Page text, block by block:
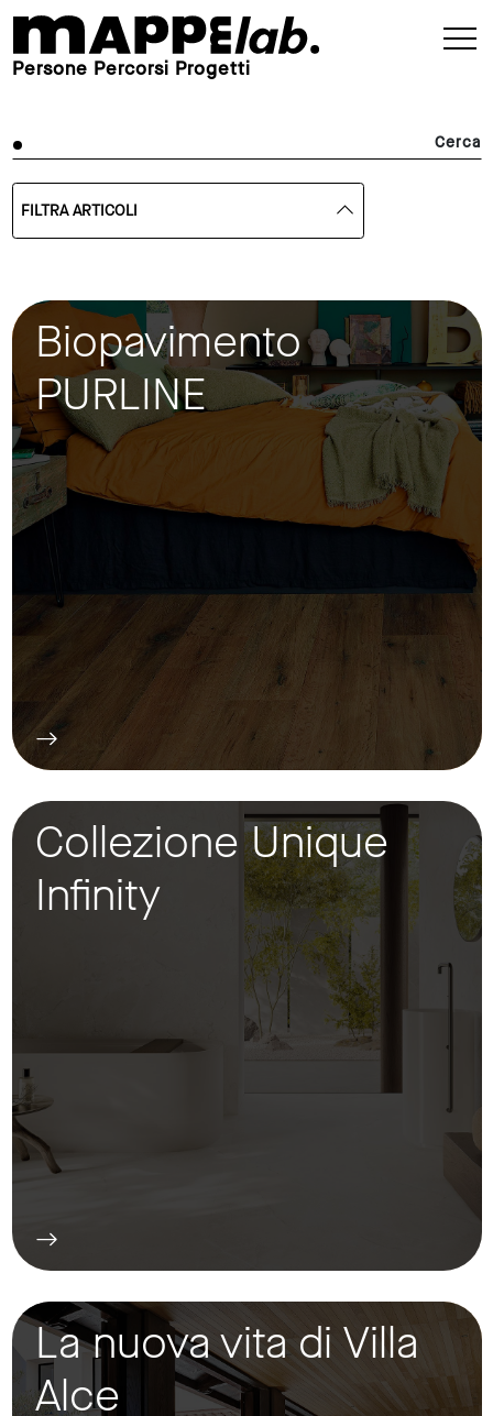
Persone Percorsi Progetti
Cerca
FILTRA ARTICOLI
Biopavimento
PURLINE
Collezione Unique
Infinity
La nuova vita di Villa
Alce